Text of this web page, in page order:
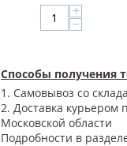
+
−
Способы получения
1. Самовывоз со склада
2. Доставка курьером
Московской области
Подробности в